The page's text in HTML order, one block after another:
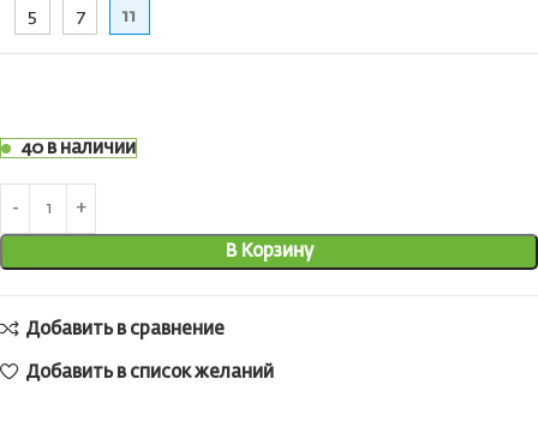
5 7 11
40 в наличии
В Корзину
Добавить в сравнение
Добавить в список желаний